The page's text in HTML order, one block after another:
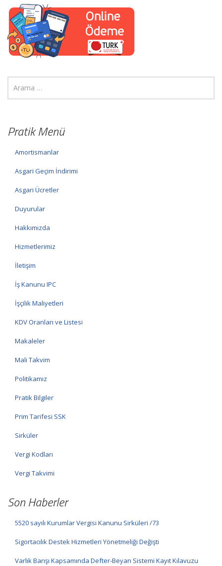
Pratik Menü
Amortismanlar
Asgari Geçim İndirimi
Asgari Ücretler
Duyurular
Hakkımızda
Hizmetlerimiz
İletişim
İş Kanunu IPC
İşçilik Maliyetleri
KDV Oranları ve Listesi
Makaleler
Mali Takvim
Politikamız
Pratik Bilgiler
Prim Tarifesi SSK
Sirküler
Vergi Kodları
Vergi Takvimi
Son Haberler
5520 sayılı Kurumlar Vergisi Kanunu Sirküleri /73
Sigortacılık Destek Hizmetleri Yönetmeliği Değişti
Varlık Barışı Kapsamında Defter-Beyan Sistemi Kayıt Kılavuzu